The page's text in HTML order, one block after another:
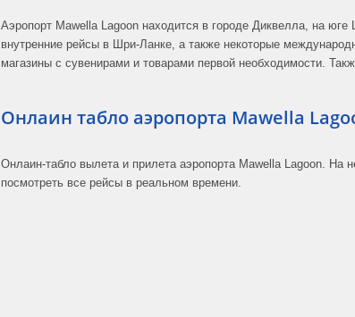
Аэропорт Mawella Lagoon находится в городе Диквелла, на
внутренние рейсы в Шри-Ланке, а также некоторые
магазины с сувенирами и товарами первой необходимости.
Онлаин табло аэропорта Mawella
Онлаин-табло вылета и прилета аэропорта Mawella Lagoon.
посмотреть все рейсы в реальном времени.